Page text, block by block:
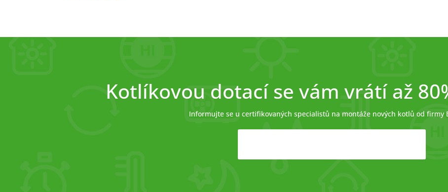
Kotlíkovou dotací se vám vrátí až
Informujte se u certifikovaných specialistů na montáže nových kotlů od firmy